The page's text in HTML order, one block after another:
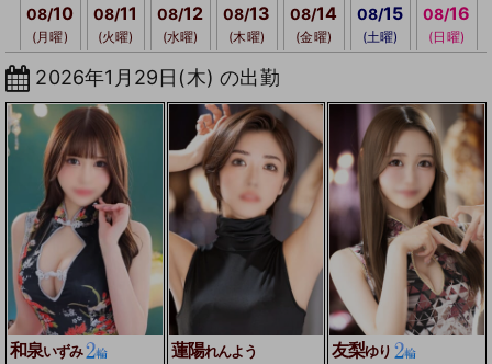
08/10
(月曜)
08/11
(火曜)
08/12
(水曜)
08/13
(木曜)
08/14
(金曜)
08/15
(土曜)
08/16
(日曜)
2026年1月29日(木) の出勤
和泉いずみ 蓮陽れんよう 友梨ゆり